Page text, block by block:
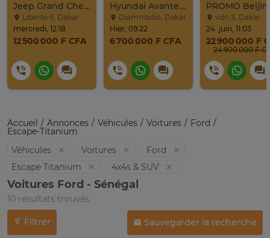
Jeep Grand Cherokee Overland 2019 À Vendre
Liberte 6, Dakar
mercredi, 12:18
12 500 000 F CFA
Hyundai Avante 2017
Diamniadio, Dakar
Hier, 09:22
6 700 000 F CFA
vdn 3, Dakar
24. juin, 11:03
22 900 000 F
Accueil Annonces Véhicules Voitures Ford
Escape-Titanium
Véhicules
Voitures
Ford
Escape Titanium
4x4s & SUV
Voitures Ford - Sénégal
10 résultats trouvés
Filtrer Sauvegarder la recherche